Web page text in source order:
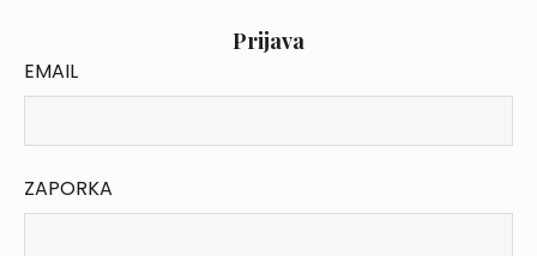
Prijava
EMAIL
ZAPORKA